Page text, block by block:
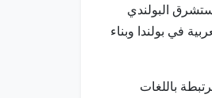
أن المستشرق البولندي
في بولندا وبناء
باللغات